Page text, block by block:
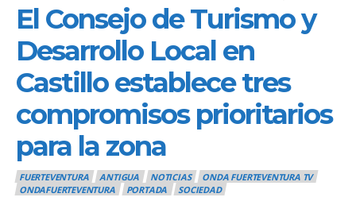
El Consejo de Turismo y
Desarrollo Local en
Castillo establece tres
compromisos prioritarios
para la zona
FUERTEVENTURA ANTIGUA NOTICIAS
ONDA FUERTEVENTURA TV
ONDAFUERTEVENTURA
PORTADA SOCIEDAD